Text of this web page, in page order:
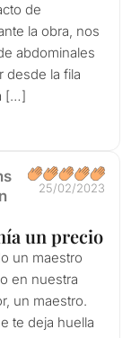
de
la obra, nos
abdominales
desde la fila
[…]
25/02/2023
un precio
un maestro
en nuestra
un maestro.
te deja huella